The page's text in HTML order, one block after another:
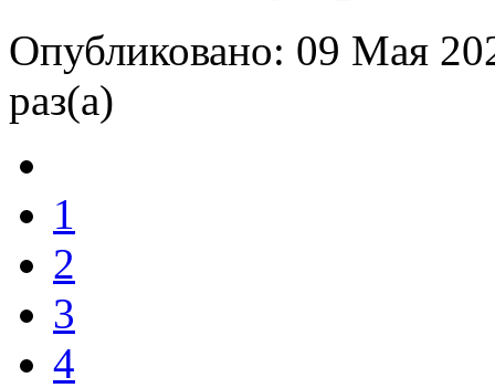
Опубликовано: 09 Мая
раз(а)
1
2
3
4